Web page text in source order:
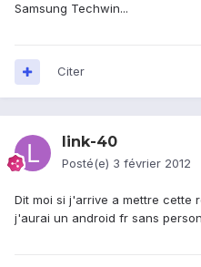
Samsung Techwin...
Citer
link-40
Posté(e) 3 février 2012
Dit moi si j'arrive a mettre cette
j'aurai un android fr sans